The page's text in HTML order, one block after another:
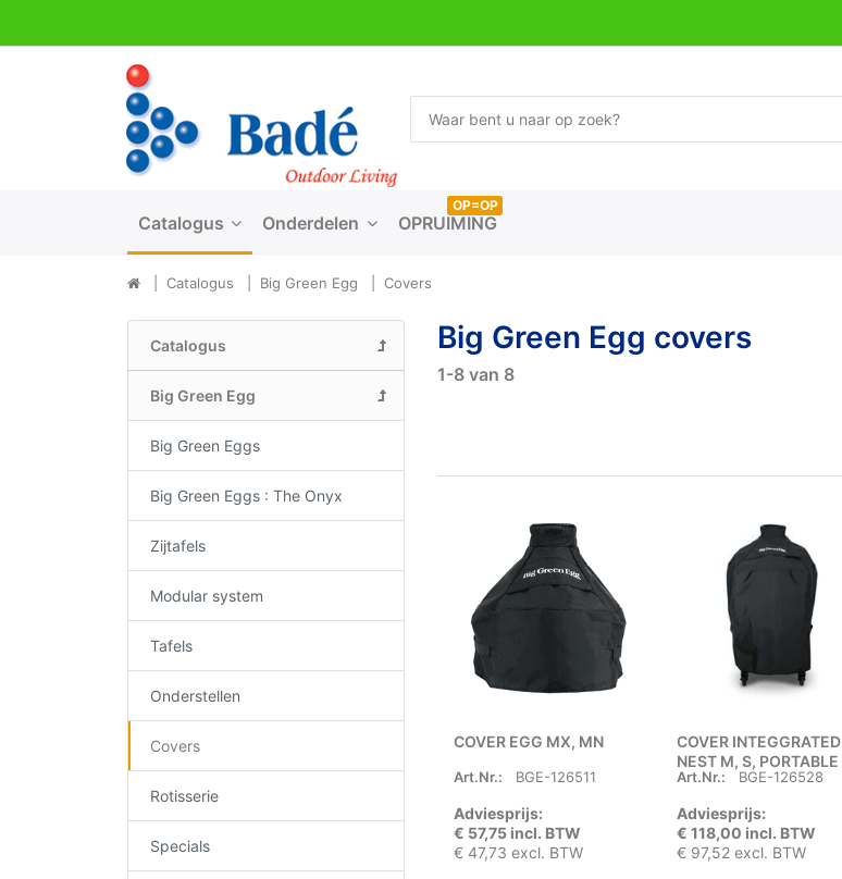
Catalogus Onderdelen OPRUIMING
OP=OP
Catalogus Big Green Egg Covers
Catalogus
Big Green Egg
Big Green Eggs
Big Green Eggs : The Onyx
Zijtafels
Modular system
Tafels
Onderstellen
Covers
Rotisserie
Specials
Big Green Egg covers
1-8 van 8
COVER EGG MX, MN
Art.Nr.: BGE-126511
Adviesprijs:
€ 57,75 incl. BTW
€ 47,73 excl. BTW
COVER INTEGGRATED
NEST M, S, PORTABLE
NEST MX, CHIMINEA
Art.Nr.: BGE-126528
Adviesprijs:
€ 118,00 incl. BTW
€ 97,52 excl. BTW